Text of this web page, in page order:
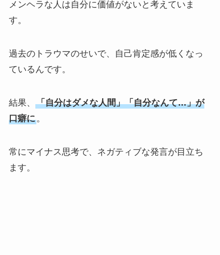
メンヘラな人は自分に価値がないと考えていま
す。
過去のトラウマのせいで、自己肯定感が低くなっ
ているんです。
結果、 「自分はダメな人間」「自分なんて…」が
口癖に。
常にマイナス思考で、ネガティブな発言が目立ち
ます。